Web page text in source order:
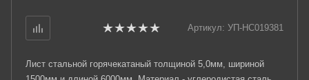
Артикул: УП-НС019381
Лист стальной горячекатаный толщиной 5,0мм, шириной